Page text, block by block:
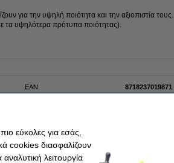
για την υψηλή ποιότητα και την αξιοπιστία τους.
τα υψηλότερα πρότυπα ποιότητας).
EAN:
8718237019871
Κωδικός πρ.:
080727
εύκολες για εσάς,
cookies διασφαλίζουν
λειτουργία